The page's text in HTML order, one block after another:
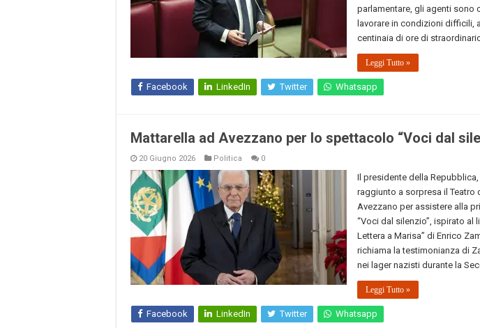
parlamentare, gli agenti sono
lavorare in condizioni difficili,
centinaia di ore di
Leggi Tutto »
Facebook LinkedIn Twitter Whatsapp
Mattarella ad Avezzano per lo spettacolo “Voci dal
20 Giugno 2026 Politica 0
Il presidente della
raggiunto a sorpresa il Teatro
Avezzano per assistere alla
“Voci dal silenzio”, ispirato al
Lettera a Marisa” di Enrico
richiama la testimonianza di
nei lager nazisti durante la
Leggi Tutto »
Facebook LinkedIn Twitter Whatsapp